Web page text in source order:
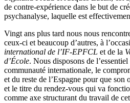
de contre-expérience dans le but de
psychanalyse, laquelle est
Vingt ans plus tard nous nous
ceux-ci et beaucoup d’autres, à
international de l’IF-EPFCL et de la
d’École. Nous disposons de
communauté internationale, le
et du reste de l’Espagne pour que
et le titre du rendez-vous qui va
comme axe structurant du travail de